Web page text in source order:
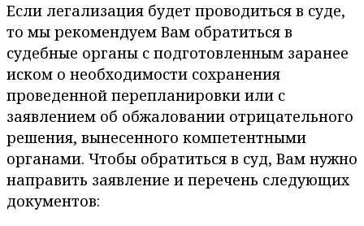
Если легализация будет проводиться в суде,
то мы рекомендуем Вам обратиться в
судебные органы с подготовленным заранее
иском о необходимости сохранения
проведенной перепланировки или с
заявлением об обжаловании отрицательного
решения, вынесенного компетентными
органами. Чтобы обратиться в суд, Вам нужно
направить заявление и перечень следующих
документов: